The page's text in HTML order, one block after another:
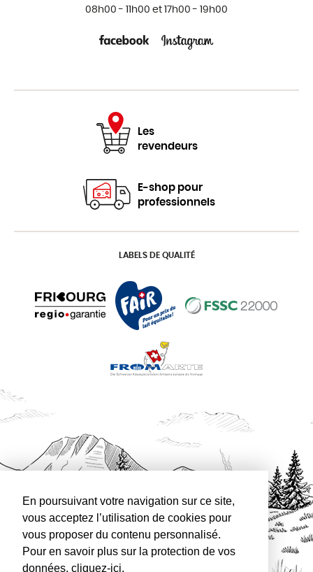
En poursuivant votre navigation sur ce site,
vous acceptez l’utilisation de cookies pour
vous proposer du contenu personnalisé.
Pour en savoir plus sur la protection de vos
données, cliquez-ici.
08h00 - 11h00 et 17h00 - 19h00
Les
revendeurs
E-shop pour
professionnels
LABELS DE QUALITÉ